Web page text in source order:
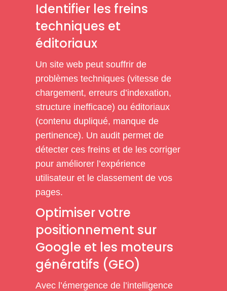
Identifier les freins
techniques et
éditoriaux
Un site web peut souffrir de
problèmes techniques (vitesse de
chargement, erreurs d’indexation,
structure inefficace) ou éditoriaux
(contenu dupliqué, manque de
pertinence). Un audit permet de
détecter ces freins et de les corriger
pour améliorer l’expérience
utilisateur et le classement de vos
pages.
Optimiser votre
positionnement sur
Google et les moteurs
génératifs (GEO)
Avec l’émergence de l’intelligence